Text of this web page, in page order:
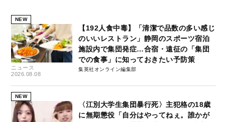
NEW
ニュース
2026.08.08
【192人食中毒】「清潔で品数の多い感じ
のいいレストラン」静岡のスポーツ宿泊
施設内で集団発症…合宿・遠征の「集団
での食事」に知っておきたい予防策
集英社オンライン編集部
NEW
〈江別大学生集団暴行死〉主犯格の18歳
に無期懲役「自分はやってねぇ。誰かが